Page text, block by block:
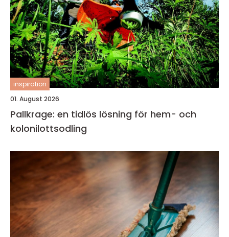
inspiration
01. August 2026
Pallkrage: en tidlös lösning för hem- och
kolonilottsodling